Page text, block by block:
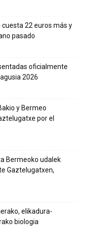
cuesta 22 euros más y
pasado
oficialmente
2026
y Bermeo
por el
Bermeoko udalek
Gaztelugatxen,
elikadura-
biologia